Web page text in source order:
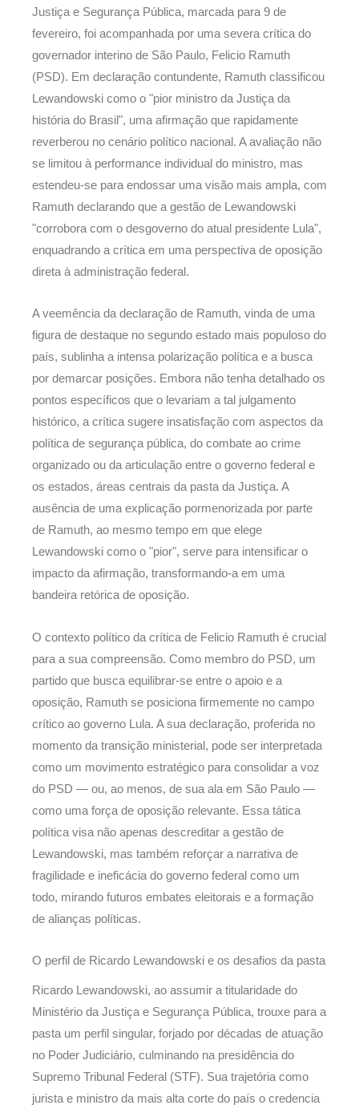
Justiça e Segurança Pública, marcada para 9 de
fevereiro, foi acompanhada por uma severa crítica do
governador interino de São Paulo, Felicio Ramuth
(PSD). Em declaração contundente, Ramuth classificou
Lewandowski como o "pior ministro da Justiça da
história do Brasil", uma afirmação que rapidamente
reverberou no cenário político nacional. A avaliação não
se limitou à performance individual do ministro, mas
estendeu-se para endossar uma visão mais ampla, com
Ramuth declarando que a gestão de Lewandowski
"corrobora com o desgoverno do atual presidente Lula",
enquadrando a crítica em uma perspectiva de oposição
direta à administração federal.
A veemência da declaração de Ramuth, vinda de uma
figura de destaque no segundo estado mais populoso do
país, sublinha a intensa polarização política e a busca
por demarcar posições. Embora não tenha detalhado os
pontos específicos que o levariam a tal julgamento
histórico, a crítica sugere insatisfação com aspectos da
política de segurança pública, do combate ao crime
organizado ou da articulação entre o governo federal e
os estados, áreas centrais da pasta da Justiça. A
ausência de uma explicação pormenorizada por parte
de Ramuth, ao mesmo tempo em que elege
Lewandowski como o "pior", serve para intensificar o
impacto da afirmação, transformando-a em uma
bandeira retórica de oposição.
O contexto político da crítica de Felicio Ramuth é crucial
para a sua compreensão. Como membro do PSD, um
partido que busca equilibrar-se entre o apoio e a
oposição, Ramuth se posiciona firmemente no campo
crítico ao governo Lula. A sua declaração, proferida no
momento da transição ministerial, pode ser interpretada
como um movimento estratégico para consolidar a voz
do PSD — ou, ao menos, de sua ala em São Paulo —
como uma força de oposição relevante. Essa tática
política visa não apenas descreditar a gestão de
Lewandowski, mas também reforçar a narrativa de
fragilidade e ineficácia do governo federal como um
todo, mirando futuros embates eleitorais e a formação
de alianças políticas.
O perfil de Ricardo Lewandowski e os desafios da pasta
Ricardo Lewandowski, ao assumir a titularidade do
Ministério da Justiça e Segurança Pública, trouxe para a
pasta um perfil singular, forjado por décadas de atuação
no Poder Judiciário, culminando na presidência do
Supremo Tribunal Federal (STF). Sua trajetória como
jurista e ministro da mais alta corte do país o credencia